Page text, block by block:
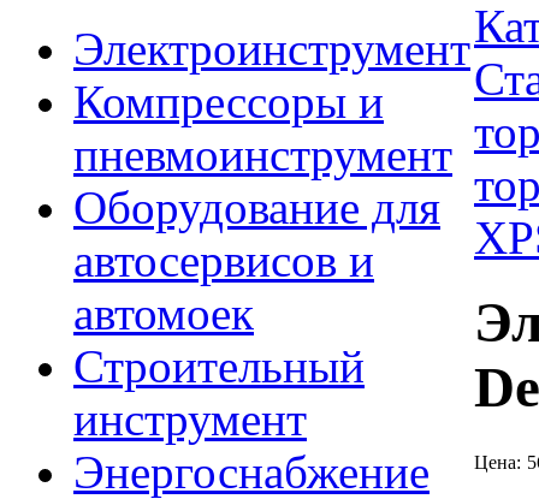
Электроинструмент
Компрессоры и
пневмоинструмент
Оборудование для
автосервисов и
автомоек
Строительный
инструмент
Энергоснабжение
Цена: